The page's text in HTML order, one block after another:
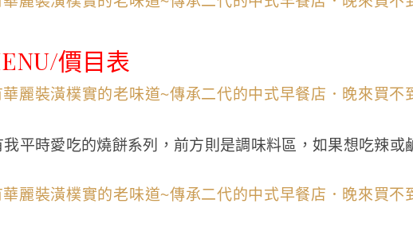
價目表
平時愛吃的燒餅系列，前方則是調味料區，如果想吃辣或